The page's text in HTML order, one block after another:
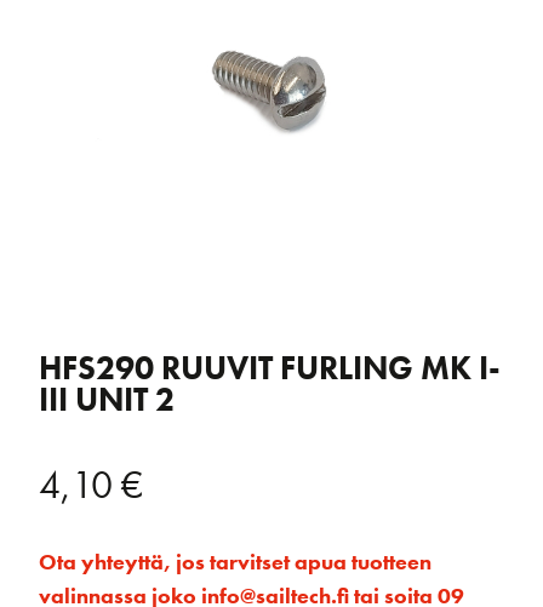
HFS290 RUUVIT FURLING MK I-
III UNIT 2
4,10€
Ota yhteyttä, jos tarvitset apua tuotteen
valinnassa joko info@sailtech.fi tai soita 09